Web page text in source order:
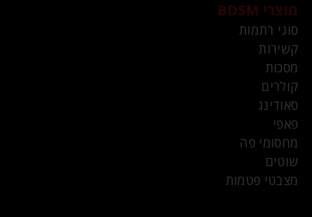
מוצרי BDSM
סוגי רתמות
קשירות
מסכות
קולרים
סאודינג
פאפי
מחסומי פה
שוטים
מצבטי פטמות